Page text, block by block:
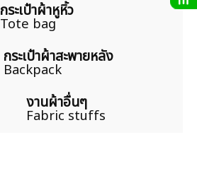
กระเป๋าผ้าหูหิ้ว
Tote bag
กระเป๋าผ้าสะพายหลัง
Backpack
งานผ้าอื่นๆ
Fabric stuffs